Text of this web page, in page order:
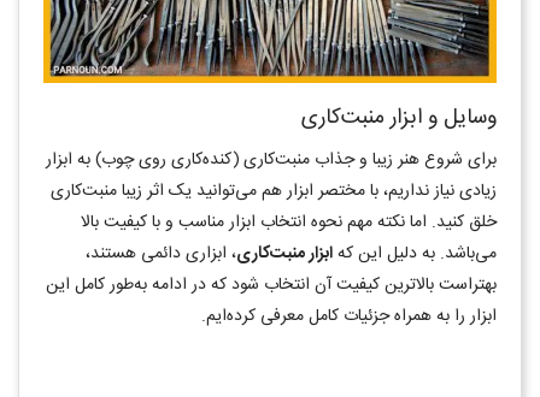
وسایل و ابزار منبت‌کاری
برای شروع هنر زیبا و جذاب منبت‌کاری(کنده‌کاری روی چوب) به ابزار
زیادی نیاز نداریم، با مختصر ابزار هم می‌توانید یک اثر زیبا منبت‌کاری
خلق کنید. اما نکته مهم نحوه انتخاب ابزار مناسب و با کیفیت بالا
می‌باشد. به دلیل این کهابزار منبت‌کاری، ابزاری دائمی هستند،
بهتراست بالاترین کیفیت آن انتخاب شود که در ادامه به‌طور کامل این
ابزار را به همراه جزئیات کامل معرفی کرده‌ایم.